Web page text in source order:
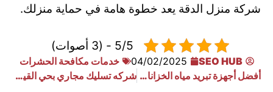
شركة منزل الدقة يعد خطوة هامة في حماية منزلك.
5/5 - (3 أصوات)
SEO HUB
04/02/2025
خدمات مكافحة الحشرات
أفضل أجهزة تبريد مياه الخزانات بأفضل الأسعار
شركه تسليك مجاري بحي القيروان